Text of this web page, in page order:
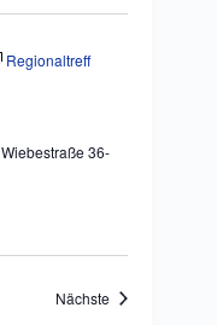
Regionaltreff
Wiebestraße 36-
Nächste Veranstaltungen